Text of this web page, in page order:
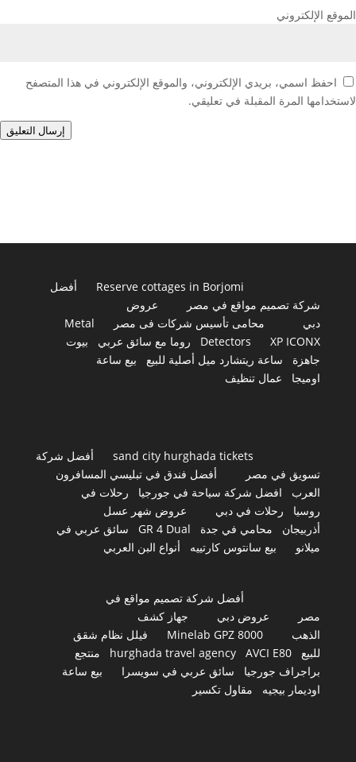
الموقع الإلكتروني
احفظ اسمي، بريدي الإلكتروني، والموقع الإلكتروني في هذا المتصفح
لاستخدامها المرة المقبلة في تعليقي.
إرسال التعليق
Reserve cottages in Borjomi
أفضل
شركة تصميم مواقع في مصر
عروض
دبي
محامى تأسيس شركات فى مصر
Metal
Detectors
XP ICONX روما مع سائق عربي
بيوت
جاهزة
ساعة ريتشارد ميل أصلية للبيع
بيع ساعة
اوميجا
عمال تنظيف
sand city hurghada tickets
أفضل شركة
تسويق في مصر
أفضل فندق في تبليسي المسافرون
العرب
افضل شركة سياحة في جورجيا
رحلات في
روسيا
رحلات في دبي
عروض شهر عسل
أذربيجان
محامي في جدة GR 4 Dual
سائق عربي في
ميلانو
بيع سانتوس كارتييه أنواع البن العربي
أفضل شركة تصميم مواقع في
مصر
عروض دبي
جهاز كشف
الذهب
Minelab GPZ 8000
فيلل نظام شقق
للبيع
hurghada travel agency AVCI E80
منتجع
براجراف جورجيا
سائق عربي في سويسرا
بيع ساعة
اوديمار بيجيه
مقاول تكسير